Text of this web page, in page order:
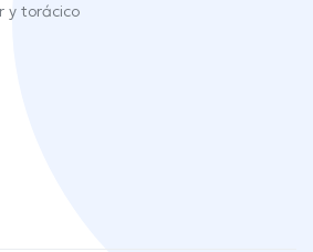
y torácico